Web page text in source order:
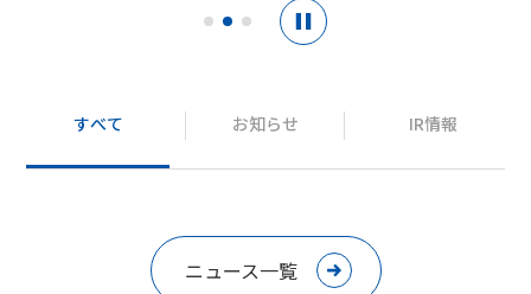
すべて お知らせ IR情報
ニュース一覧